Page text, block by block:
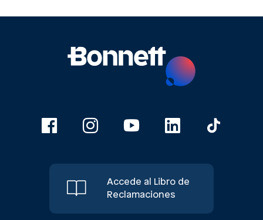
Accede al Libro de
Reclamaciones